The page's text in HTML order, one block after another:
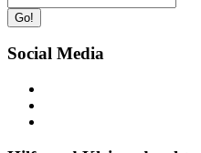
Go!
Social Media